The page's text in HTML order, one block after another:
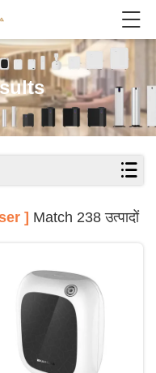
] Match 238 उत्पादों